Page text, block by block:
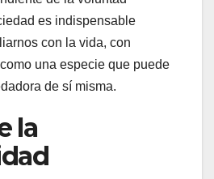
es indispensable
con la vida, con
una especie que puede
de sí misma.
la